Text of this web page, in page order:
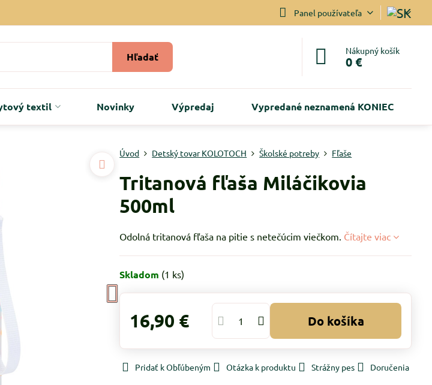
Panel používateľa
Hľadať Nákupný košík
0 €
textil Novinky Výpredaj Vypredané neznamená KONIEC
Úvod Detský tovar KOLOTOCH Školské potreby Fľaše
Tritanová fľaša Miláčikovia
500ml
Odolná tritanová fľaša na pitie s netečúcim viečkom. Čítajte viac
Skladom (1 ks)
16,90 € Do košíka
Pridať k Obľúbeným Otázka k produktu Strážny pes Doručenia